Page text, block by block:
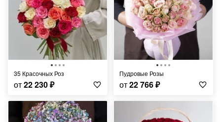
35 Красочных Роз
от22 230₽
Пудровые Розы
от22 766₽